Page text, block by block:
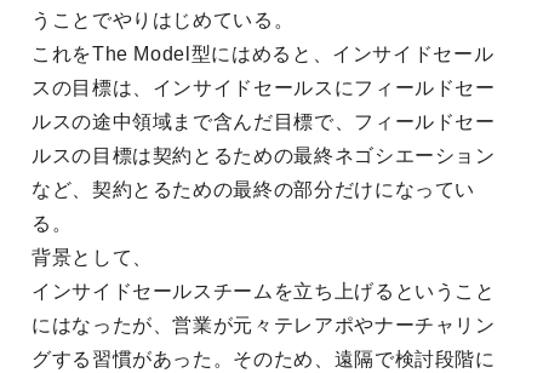
うことでやりはじめている。
これをThe Model型にはめると、インサイドセール
スの目標は、インサイドセールスにフィールドセー
ルスの途中領域まで含んだ目標で、フィールドセー
ルスの目標は契約とるための最終ネゴシエーション
など、契約とるための最終の部分だけになってい
る。
背景として、
インサイドセールスチームを立ち上げるということ
にはなったが、営業が元々テレアポやナーチャリン
グする習慣があった。そのため、遠隔で検討段階に